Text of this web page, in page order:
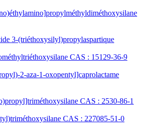
3-(triéthoxysilyl)propylaspartique
CAS : 15129-36-9
2-aza-1-oxopentyl]caprolactame
CAS : 2530-86-1
CAS : 227085-51-0